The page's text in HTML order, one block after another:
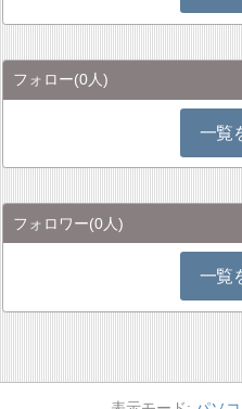
フォロー(0人)
一覧
フォロワー(0人)
一覧